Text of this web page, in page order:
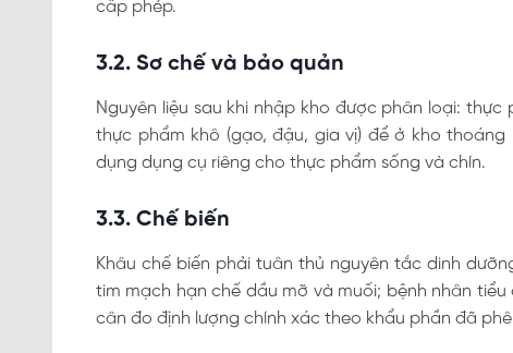
cấp phép.
3.2. Sơ chế và bảo quản
Nguyên liệu sau khi nhập kho được phân loại:
thực phẩm khô (gạo, đậu, gia vị) để ở kho
dụng dụng cụ riêng cho thực phẩm sống và chín.
3.3. Chế biến
Khâu chế biến phải tuân thủ nguyên tắc dinh
tim mạch hạn chế dầu mỡ và muối; bệnh nhân
cân đo định lượng chính xác theo khẩu phần đã